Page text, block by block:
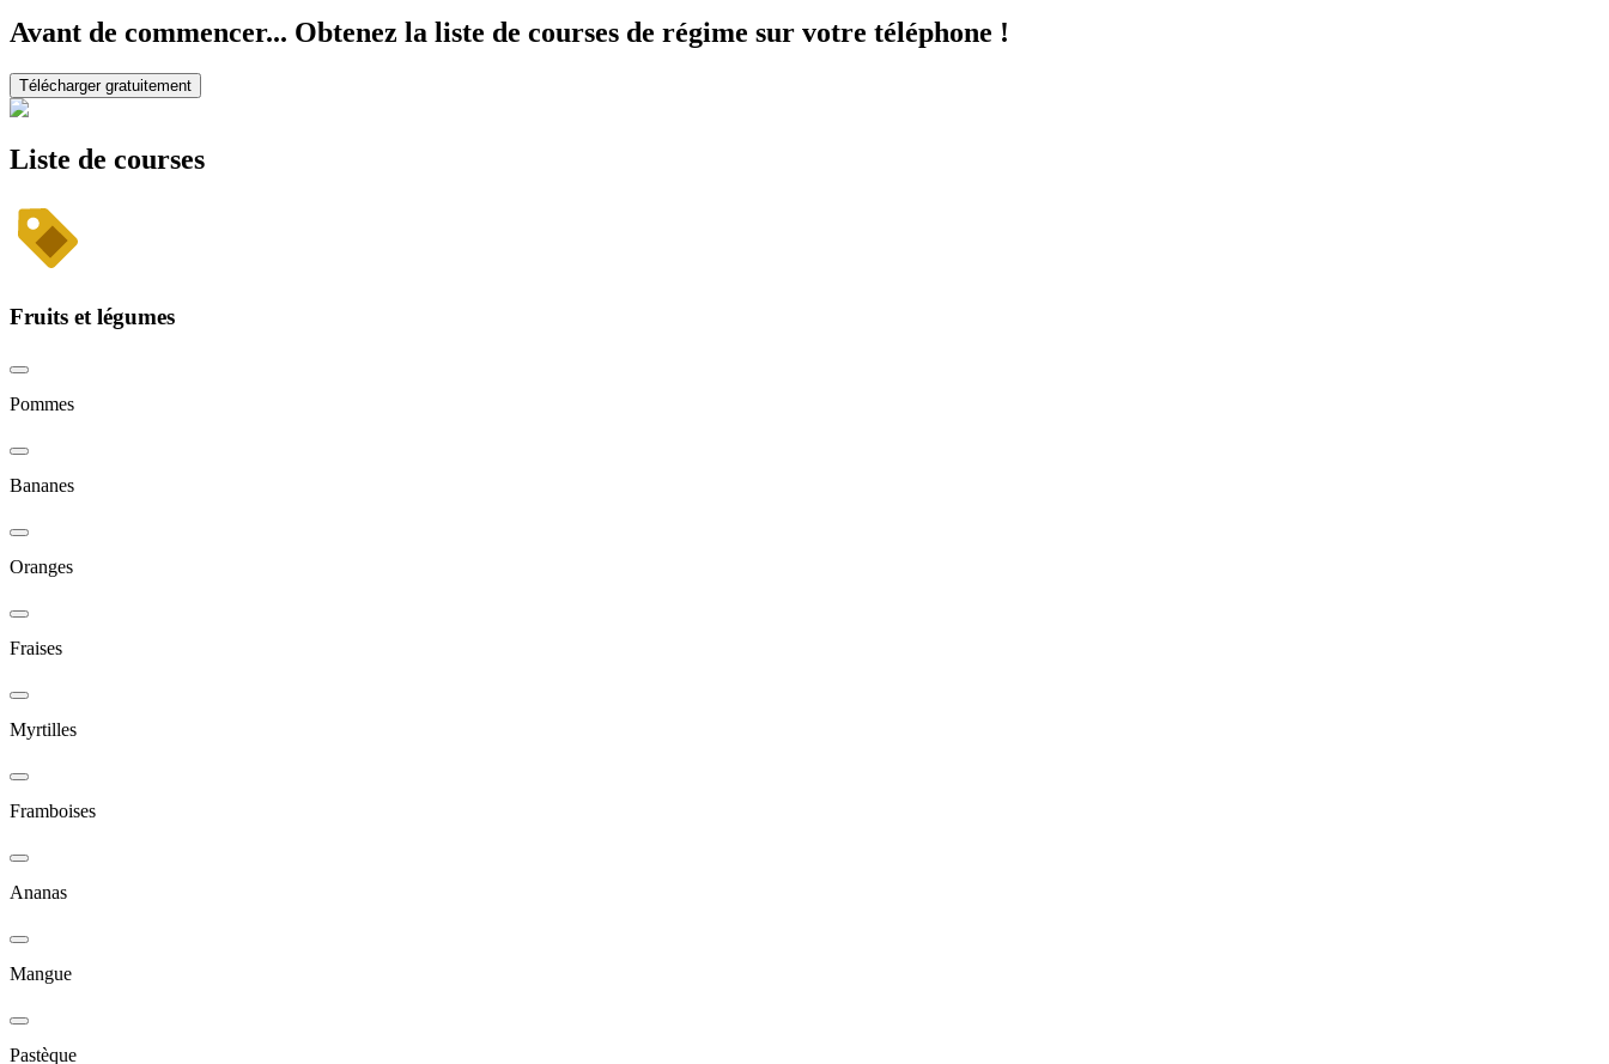
Avant de commencer... Obtenez la liste de courses de régime sur votre téléphone !
Télécharger gratuitement
Liste de courses
Fruits et légumes
Pommes
Bananes
Oranges
Fraises
Myrtilles
Framboises
Ananas
Mangue
Pastèque